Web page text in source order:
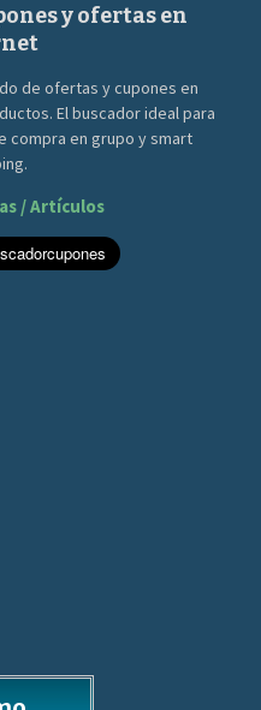
y ofertas en
de ofertas y cupones en
El buscador ideal para
compra en grupo y smart
/ Artículos